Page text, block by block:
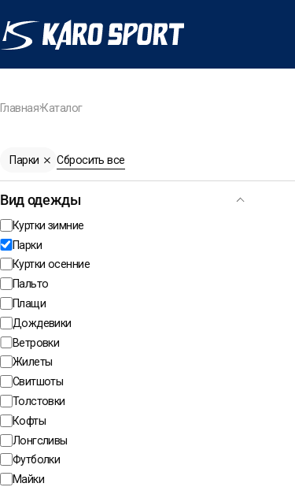
Главная Каталог
Парки Сбросить все
Вид одежды
Куртки зимние
Парки
Куртки осенние
Пальто
Плащи
Дождевики
Ветровки
Жилеты
Свитшоты
Толстовки
Кофты
Лонгсливы
Футболки
Майки